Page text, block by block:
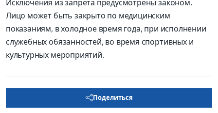
Исключения из запрета предусмотрены законом.
Лицо может быть закрыто по медицинским
показаниям, в холодное время года, при исполнении
служебных обязанностей, во время спортивных и
культурных мероприятий.
Поделиться